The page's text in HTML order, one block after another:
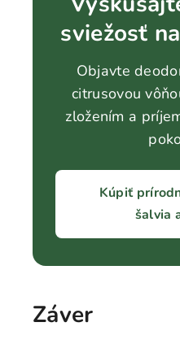
sviežosť
Objavte
citrusovou
zložením a
Kúpiť
šalvia
Záver